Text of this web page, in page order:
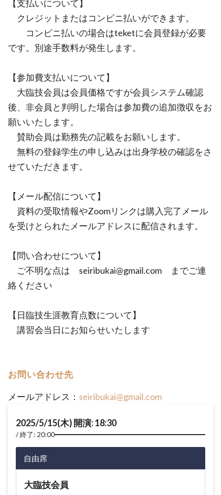
【支払いについて】
クレジットまたはコンビニ払いができます。
コンビニ払いの場合はteketに会員登録が必要
です。別途手数料が発生します。
【参加費支払いについて】
大臨技会員は会員価格ですが会員システム確認
後、非会員と判明した場合は参加費の追加徴収をお
願いいたします。
賛助会員は勤務先の記載をお願いします。
無料の登録学生の申し込みは出身学校の確認をさ
せていただきます。
【メール配信について】
資料の受取情報やZoomリンクは購入完了メール
を受けとられたメールアドレスに配信されます。
【問い合わせについて】
ご不明な点は seiribukai@gmail.com までご連
絡ください
【日臨技生涯教育点数について】
講習会当日にお知らせいたします
お問い合わせ先
メールアドレス： seiribukai@gmail.com
2025/5/15(木) 開演: 18:30
終了: 20:00
自由席
大臨技会員